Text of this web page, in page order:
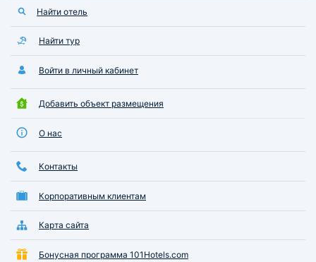
Найти отель
Найти тур
Войти в личный кабинет
Добавить объект размещения
О нас
Контакты
Корпоративным клиентам
Карта сайта
Бонусная программа 101Hotels.com